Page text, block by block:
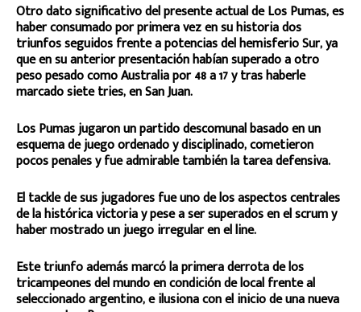
Otro dato significativo del presente actual de Los Pumas, es
haber consumado por primera vez en su historia dos
triunfos seguidos frente a potencias del hemisferio Sur, ya
que en su anterior presentación habían superado a otro
peso pesado como Australia por 48 a 17 y tras haberle
marcado siete tries, en San Juan.
Los Pumas jugaron un partido descomunal basado en un
esquema de juego ordenado y disciplinado, cometieron
pocos penales y fue admirable también la tarea defensiva.
El tackle de sus jugadores fue uno de los aspectos centrales
de la histórica victoria y pese a ser superados en el scrum y
haber mostrado un juego irregular en el line.
Este triunfo además marcó la primera derrota de los
tricampeones del mundo en condición de local frente al
seleccionado argentino, e ilusiona con el inicio de una nueva